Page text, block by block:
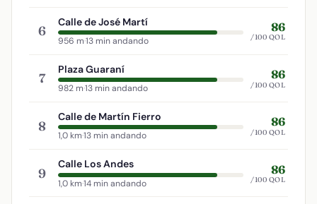
6
Calle de José Martí
956 m·13 min andando
86
/100 QOL
7
Plaza Guaraní
982 m·13 min andando
86
/100 QOL
8
Calle de Martín Fierro
1,0 km·13 min andando
86
/100 QOL
9
Calle Los Andes
1,0 km·14 min andando
86
/100 QOL